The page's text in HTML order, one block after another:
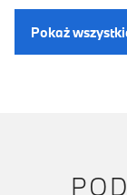
Pokaż